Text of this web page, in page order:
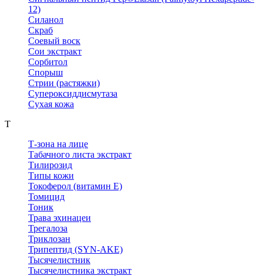
12)
Силанол
Скраб
Соевый воск
Сои экстракт
Сорбитол
Спорыш
Стрии (растяжки)
Супероксиддисмутаза
Сухая кожа
Т
Т-зона на лице
Табачного листа экстракт
Тилирозид
Типы кожи
Токоферол (витамин Е)
Томицид
Тоник
Трава эхинацеи
Трегалоза
Триклозан
Трипептид (SYN-AKE)
Тысячелистник
Тысячелистника экстракт